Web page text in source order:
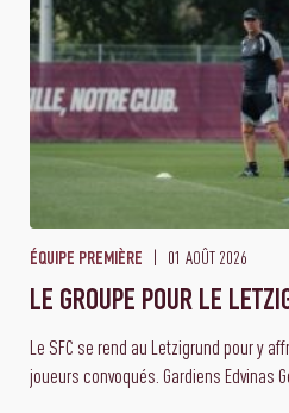
ÉQUIPE PREMIÈRE 01 AOÛT 2026
LE GROUPE POUR LE
Le SFC se rend au Letzigrund pour y
joueurs convoqués. Gardiens Edvinas